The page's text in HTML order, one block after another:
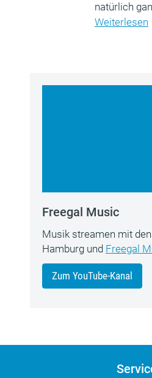
natürlich
Weiterlesen
Freegal Music
Musik streamen mit
Hamburg und Freegal
Zum YouTube-Kanal